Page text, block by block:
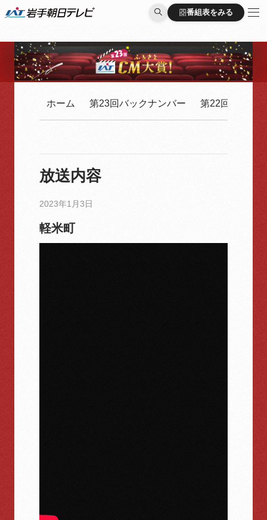
番組表をみる
番組表をみる
ホーム 第23回バックナンバー 第22回バック
放送内容
2023年1月3日
軽米町